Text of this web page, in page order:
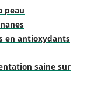
peau
en antioxydants
saine sur